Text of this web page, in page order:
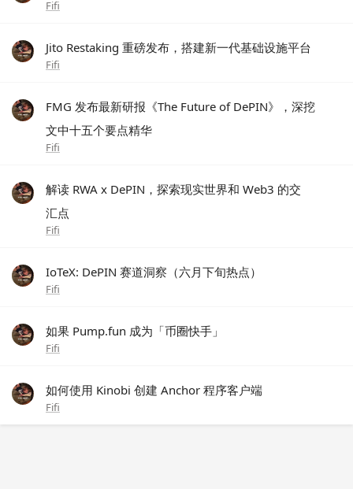
Fifi
Jito Restaking 重磅发布，搭建新一代基础设施平台
Fifi
FMG 发布最新研报《The Future of DePIN》，深挖
文中十五个要点精华
Fifi
解读 RWA x DePIN，探索现实世界和 Web3 的交
汇点
Fifi
IoTeX: DePIN 赛道洞察（六月下旬热点）
Fifi
如果 Pump.fun 成为「币圈快手」
Fifi
如何使用 Kinobi 创建 Anchor 程序客户端
Fifi